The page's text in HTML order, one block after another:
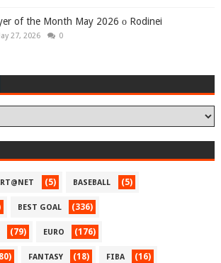
of the Month May 2026 ο Rodinei
27, 2026 0
(5) BASEBALL (5)
BEST GOAL (336)
(79) EURO (176)
FANTASY (18) FIBA (16)